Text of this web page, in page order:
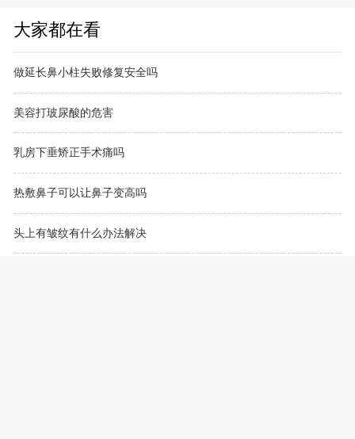
大家都在看
做延长鼻小柱失败修复安全吗
美容打玻尿酸的危害
乳房下垂矫正手术痛吗
热敷鼻子可以让鼻子变高吗
头上有皱纹有什么办法解决